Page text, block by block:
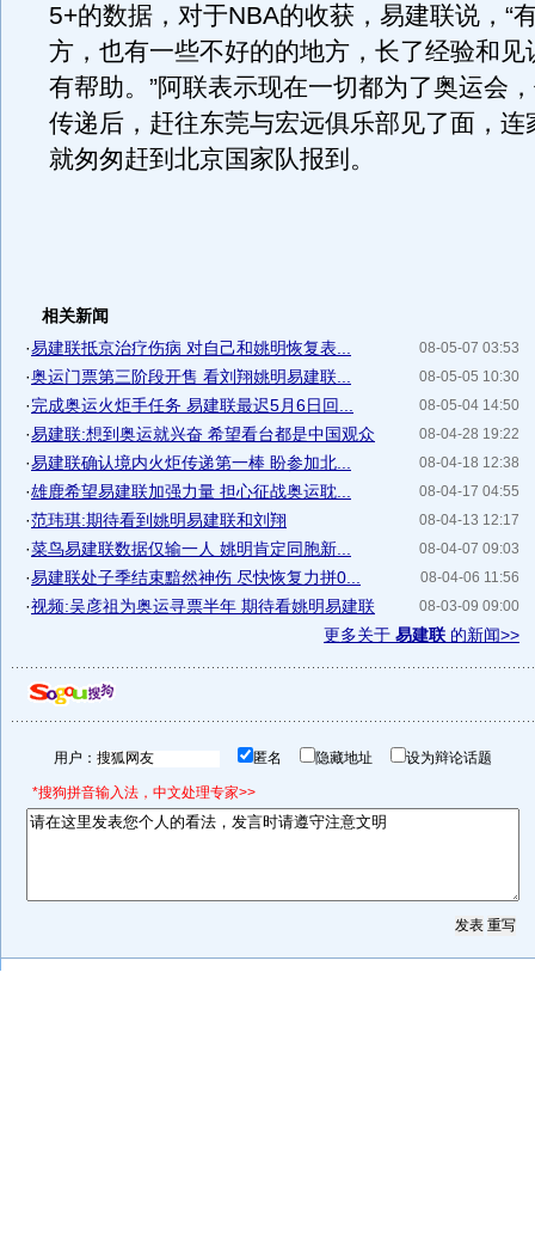
5+的数据，对于NBA的收获，易建联说，“
方，也有一些不好的的地方，长了经验和见
有帮助。”阿联表示现在一切都为了奥运会
传递后，赶往东莞与宏远俱乐部见了面，连
就匆匆赶到北京国家队报到。
相关新闻
08-05-07 03:53
·易建联抵京治疗伤病 对自己和姚明恢复表...
08-05-05 10:30
·奥运门票第三阶段开售 看刘翔姚明易建联...
08-05-04 14:50
·完成奥运火炬手任务 易建联最迟5月6日回...
08-04-28 19:22
·易建联:想到奥运就兴奋 希望看台都是中国观众
08-04-18 12:38
·易建联确认境内火炬传递第一棒 盼参加北...
08-04-17 04:55
·雄鹿希望易建联加强力量 担心征战奥运耽...
08-04-13 12:17
·范玮琪:期待看到姚明易建联和刘翔
08-04-07 09:03
·菜鸟易建联数据仅输一人 姚明肯定同胞新...
08-04-06 11:56
·易建联处子季结束黯然神伤 尽快恢复力拼0...
08-03-09 09:00
·视频:吴彦祖为奥运寻票半年 期待看姚明易建联
更多关于 易建联 的新闻>>
用户： 匿名 隐藏地址 设为辩论话题
*搜狗拼音输入法，中文处理专家>>